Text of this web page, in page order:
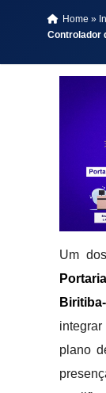
Home »
Controlador
Um
plano